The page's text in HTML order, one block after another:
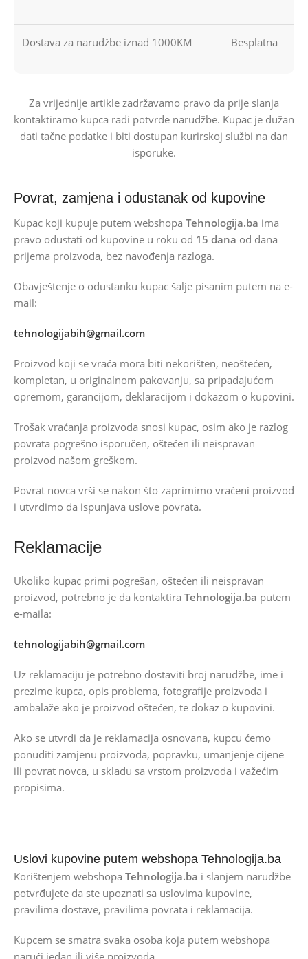
Dostava za narudžbe iznad 1000KM Besplatna
Za vrijednije artikle zadržavamo pravo da prije slanja
kontaktiramo kupca radi potvrde narudžbe. Kupac je dužan
dati tačne podatke i biti dostupan kurirskoj službi na dan
isporuke.
Povrat, zamjena i odustanak od kupovine
Kupac koji kupuje putem webshopa Tehnologija.ba ima
pravo odustati od kupovine u roku od 15 dana od dana
prijema proizvoda, bez navođenja razloga.
Obavještenje o odustanku kupac šalje pisanim putem na e-
mail:
tehnologijabih@gmail.com
Proizvod koji se vraća mora biti nekorišten, neoštećen,
kompletan, u originalnom pakovanju, sa pripadajućom
opremom, garancijom, deklaracijom i dokazom o kupovini.
Trošak vraćanja proizvoda snosi kupac, osim ako je razlog
povrata pogrešno isporučen, oštećen ili neispravan
proizvod našom greškom.
Povrat novca vrši se nakon što zaprimimo vraćeni proizvod
i utvrdimo da ispunjava uslove povrata.
Reklamacije
Ukoliko kupac primi pogrešan, oštećen ili neispravan
proizvod, potrebno je da kontaktira Tehnologija.ba putem
e-maila:
tehnologijabih@gmail.com
Uz reklamaciju je potrebno dostaviti broj narudžbe, ime i
prezime kupca, opis problema, fotografije proizvoda i
ambalaže ako je proizvod oštećen, te dokaz o kupovini.
Ako se utvrdi da je reklamacija osnovana, kupcu ćemo
ponuditi zamjenu proizvoda, popravku, umanjenje cijene
ili povrat novca, u skladu sa vrstom proizvoda i važećim
propisima.
Uslovi kupovine putem webshopa Tehnologija.ba
Korištenjem webshopa Tehnologija.ba i slanjem narudžbe
potvrđujete da ste upoznati sa uslovima kupovine,
pravilima dostave, pravilima povrata i reklamacija.
Kupcem se smatra svaka osoba koja putem webshopa
naruči jedan ili više proizvoda.